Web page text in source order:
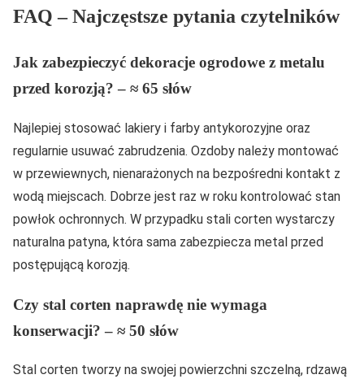
FAQ – Najczęstsze pytania czytelników
Jak zabezpieczyć dekoracje ogrodowe z metalu
przed korozją? – ≈ 65 słów
Najlepiej stosować lakiery i farby antykorozyjne oraz
regularnie usuwać zabrudzenia. Ozdoby należy montować
w przewiewnych, nienarażonych na bezpośredni kontakt z
wodą miejscach. Dobrze jest raz w roku kontrolować stan
powłok ochronnych. W przypadku stali corten wystarczy
naturalna patyna, która sama zabezpiecza metal przed
postępującą korozją.
Czy stal corten naprawdę nie wymaga
konserwacji? – ≈ 50 słów
Stal corten tworzy na swojej powierzchni szczelną, rdzawą